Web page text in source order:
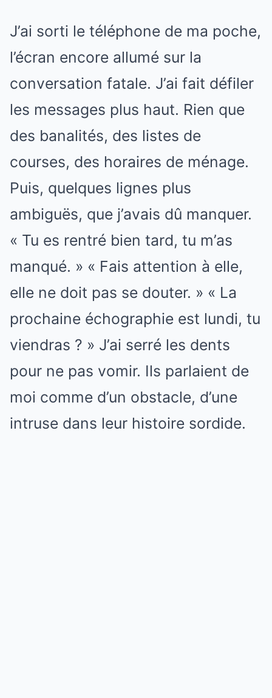
J’ai sorti le téléphone de ma poche,
l’écran encore allumé sur la
conversation fatale. J’ai fait défiler
les messages plus haut. Rien que
des banalités, des listes de
courses, des horaires de ménage.
Puis, quelques lignes plus
ambiguës, que j’avais dû manquer.
« Tu es rentré bien tard, tu m’as
manqué. » « Fais attention à elle,
elle ne doit pas se douter. » « La
prochaine échographie est lundi, tu
viendras ? » J’ai serré les dents
pour ne pas vomir. Ils parlaient de
moi comme d’un obstacle, d’une
intruse dans leur histoire sordide.